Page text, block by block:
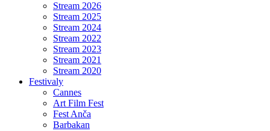
Stream 2026
Stream 2025
Stream 2024
Stream 2022
Stream 2023
Stream 2021
Stream 2020
Festivaly
Cannes
Art Film Fest
Fest Anča
Barbakan